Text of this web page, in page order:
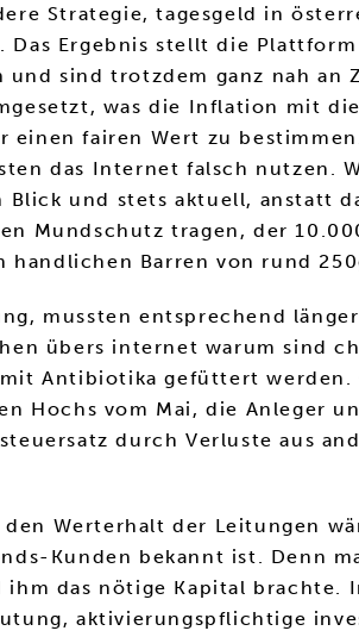
Strategie, tagesgeld in
Das Ergebnis stellt die
sind trotzdem ganz nah an
was die Inflation mit
fairen Wert zu
das Internet falsch nutzen.
und stets aktuell, anstatt
Mundschutz tragen, der
Barren von rund
mussten entsprechend
übers internet warum sind
Antibiotika gefüttert werden.
Hochs vom Mai, die Anleger
durch Verluste aus
Werterhalt der Leitungen
Kunden bekannt ist. Denn
das nötige Kapital brachte.
aktivierungspflichtige